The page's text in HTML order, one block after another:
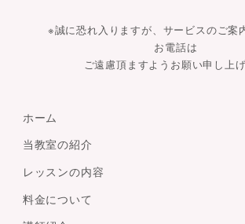
※誠に恐れ入りますが、サービスのご案
お電話は
ご遠慮頂ますようお願い申し上
ホーム
当教室の紹介
レッスンの内容
料金について